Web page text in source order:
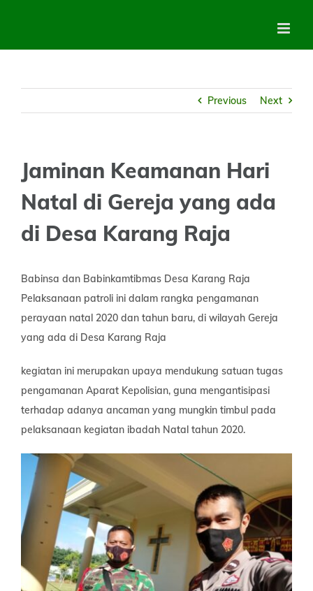
content
Previous Next
Jaminan Keamanan Hari
Natal di Gereja yang ada
di Desa Karang Raja
Babinsa dan Babinkamtibmas Desa Karang Raja
Pelaksanaan patroli ini dalam rangka pengamanan
perayaan natal 2020 dan tahun baru, di wilayah Gereja
yang ada di Desa Karang Raja
kegiatan ini merupakan upaya mendukung satuan tugas
pengamanan Aparat Kepolisian, guna mengantisipasi
terhadap adanya ancaman yang mungkin timbul pada
pelaksanaan kegiatan ibadah Natal tahun 2020.